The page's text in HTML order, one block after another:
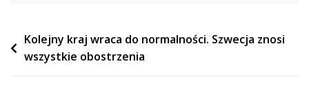
Nawigacja
wpisu
Kolejny kraj wraca do normalności. Szwecja znosi
wszystkie obostrzenia